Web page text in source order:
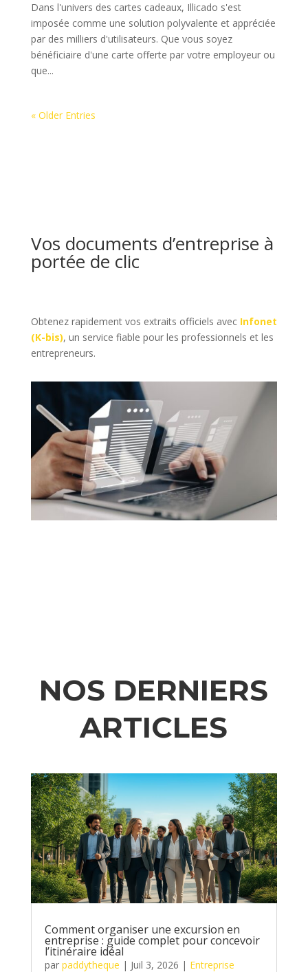
Dans l'univers des cartes cadeaux, Illicado s'est
imposée comme une solution polyvalente et appréciée
par des milliers d'utilisateurs. Que vous soyez
bénéficiaire d'une carte offerte par votre employeur ou
que...
« Older Entries
Vos documents d’entreprise à
portée de clic
Obtenez rapidement vos extraits officiels avec Infonet
(K-bis), un service fiable pour les professionnels et les
entrepreneurs.
NOS DERNIERS
ARTICLES
Comment organiser une excursion en
entreprise : guide complet pour concevoir
l’itinéraire idéal
par paddytheque | Juil 3, 2026 | Entreprise